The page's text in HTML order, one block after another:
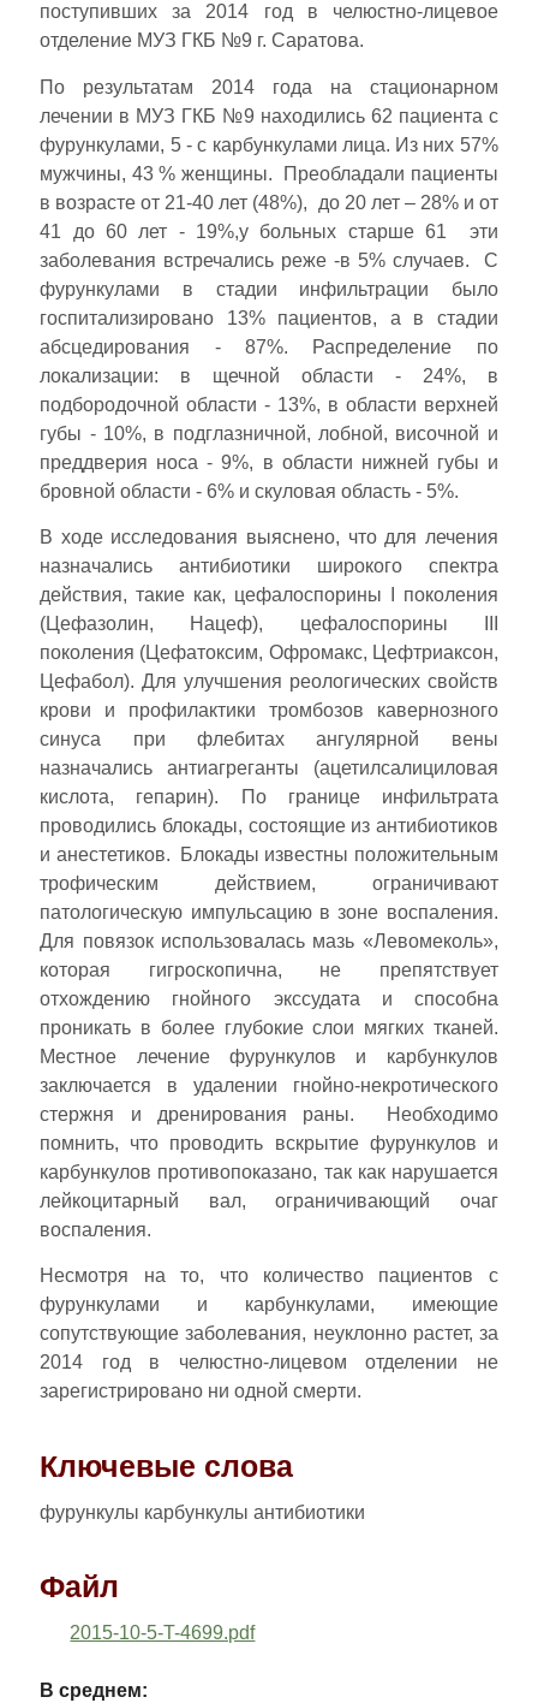
поступивших за 2014 год в челюстно-лицевое
отделение МУЗ ГКБ №9 г. Саратова.
По результатам 2014 года на стационарном
лечении в МУЗ ГКБ №9 находились 62 пациента с
фурункулами, 5 - с карбункулами лица. Из них 57%
мужчины, 43 % женщины. Преобладали пациенты
в возрасте от 21-40 лет (48%), до 20 лет – 28% и от
41 до 60 лет - 19%,у больных старше 61 эти
заболевания встречались реже -в 5% случаев. С
фурункулами в стадии инфильтрации было
госпитализировано 13% пациентов, а в стадии
абсцедирования - 87%. Распределение по
локализации: в щечной области - 24%, в
подбородочной области - 13%, в области верхней
губы - 10%, в подглазничной, лобной, височной и
преддверия носа - 9%, в области нижней губы и
бровной области - 6% и скуловая область - 5%.
В ходе исследования выяснено, что для лечения
назначались антибиотики широкого спектра
действия, такие как, цефалоспорины I поколения
(Цефазолин, Нацеф), цефалоспорины III
поколения (Цефатоксим, Офромакс, Цефтриаксон,
Цефабол). Для улучшения реологических свойств
крови и профилактики тромбозов кавернозного
синуса при флебитах ангулярной вены
назначались антиагреганты (ацетилсалициловая
кислота, гепарин). По границе инфильтрата
проводились блокады, состоящие из антибиотиков
и анестетиков. Блокады известны положительным
трофическим действием, ограничивают
патологическую импульсацию в зоне воспаления.
Для повязок использовалась мазь «Левомеколь»,
которая гигроскопична, не препятствует
отхождению гнойного экссудата и способна
проникать в более глубокие слои мягких тканей.
Местное лечение фурункулов и карбункулов
заключается в удалении гнойно-некротического
стержня и дренирования раны. Необходимо
помнить, что проводить вскрытие фурункулов и
карбункулов противопоказано, так как нарушается
лейкоцитарный вал, ограничивающий очаг
воспаления.
Несмотря на то, что количество пациентов с
фурункулами и карбункулами, имеющие
сопутствующие заболевания, неуклонно растет, за
2014 год в челюстно-лицевом отделении не
зарегистрировано ни одной смерти.
Ключевые слова
фурункулы карбункулы антибиотики
Файл
2015-10-5-T-4699.pdf
В среднем: